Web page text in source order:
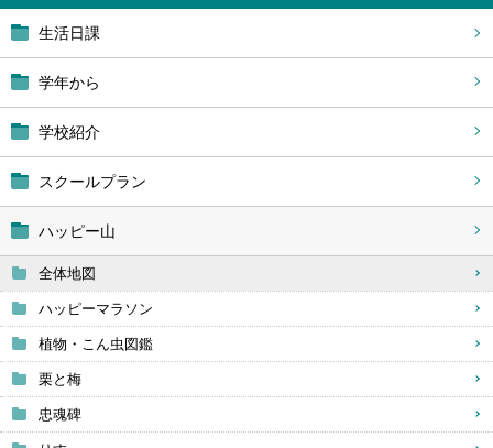
生活日課
学年から
学校紹介
スクールプラン
ハッピー山
全体地図
ハッピーマラソン
植物・こん虫図鑑
栗と梅
忠魂碑